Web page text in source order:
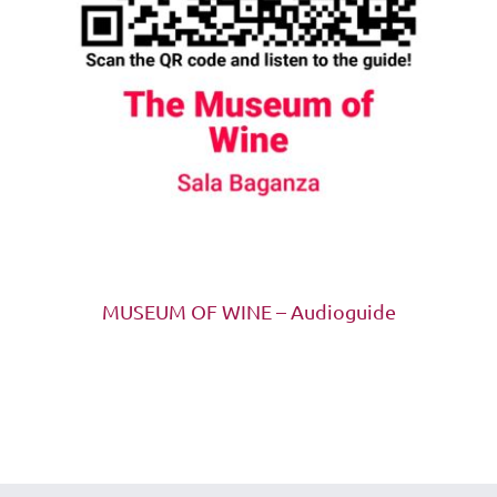
MUSEUM OF WINE – Audioguide